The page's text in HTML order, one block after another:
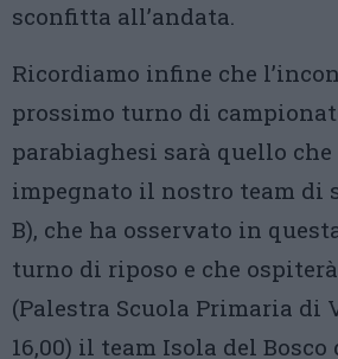
sconfitta all’andata.
Ricordiamo infine che
prossimo turno di
parabiaghesi sarà quello
impegnato il nostro team di
B), che ha osservato in
turno di riposo e che
(Palestra Scuola Primaria di
16,00) il team Isola del Bosco